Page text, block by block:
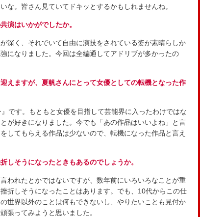
。皆さん見ていてドキッとするかもしれませんね。
演はいかがでしたか。
く、それでいて自由に演技をされている姿が素晴らしか
になりました。今回は全編通してアドリブが多かったの
えますが、夏帆さんにとって女優としての転機となった作
す。もともと女優を目指して芸能界に入ったわけではな
が好きになりました。今でも「あの作品はいいよね」と言
してもらえる作品は少ないので、転機になった作品と言え
しそうになったときもあるのでしょうか。
れたとかではないですが、数年前にいろいろなことが重
折しそうになったことはあります。でも、10代からこの仕
世界以外のことは何もできないし、やりたいことも見付か
張ってみようと思いました。